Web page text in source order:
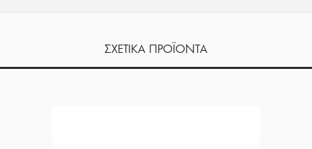
ΣΧΕΤΙΚΑ ΠΡΟΪΟΝΤΑ